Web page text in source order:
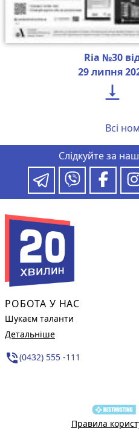
Ria №30
29 липня

Всі
Слідкуйте за
РОБОТА У НАС
Шукаєм таланти
Детальніше
phone_in_talk(0432) 555 -111
Правила